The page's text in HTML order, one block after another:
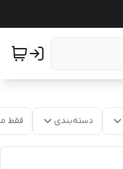
دسته‌بندی فقط